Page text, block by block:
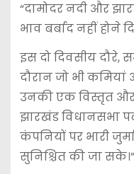
“दामोदर नदी और
भाव बर्बाद नहीं होने
इस दो दिवसीय दौरे,
दौरान जो भी कमियां
उनकी एक विस्तृत और
झारखंड विधानसभा
कंपनियों पर भारी
सुनिश्चित की जा सके।”